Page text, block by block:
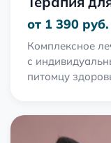
от 1 390 руб.
Комплексное
с
питомцу